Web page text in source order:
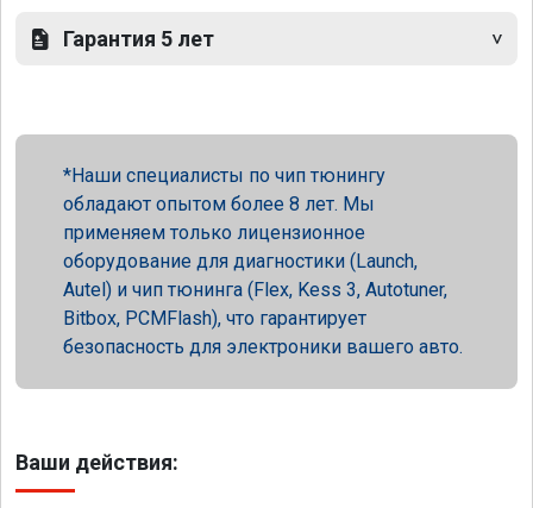
Гарантия 5 лет
Наши специалисты по чип тюнингу
обладают опытом более 8 лет. Мы
применяем только лицензионное
оборудование для диагностики (Launch,
Autel) и чип тюнинга (Flex, Kess 3, Autotuner,
Bitbox, PCMFlash), что гарантирует
безопасность для электроники вашего авто.
Ваши действия: